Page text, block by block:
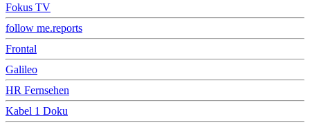
Fokus TV
follow me.reports
Frontal
Galileo
HR Fernsehen
Kabel 1 Doku